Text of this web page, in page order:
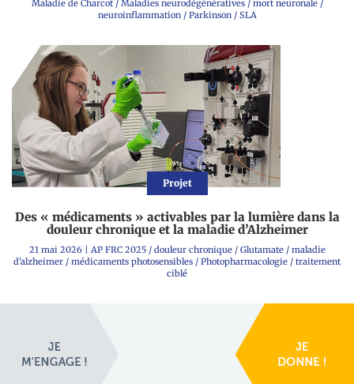
Maladie de Charcot/ Maladies neurodégénératives/ mort neuronale/
neuroinflammation/ Parkinson/ SLA
Projet
Des « médicaments » activables par la lumière dans la
douleur chronique et la maladie d’Alzheimer
21 mai 2026| AP FRC 2025/ douleur chronique/ Glutamate/ maladie
d'alzheimer / médicaments photosensibles / Photopharmacologie / traitement
ciblé